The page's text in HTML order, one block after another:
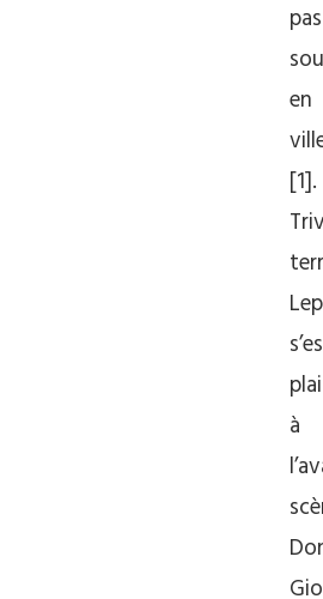
pas
en
[1].
à